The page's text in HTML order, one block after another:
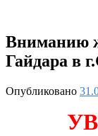
Вниманию
Гайдара в
Опубликовано